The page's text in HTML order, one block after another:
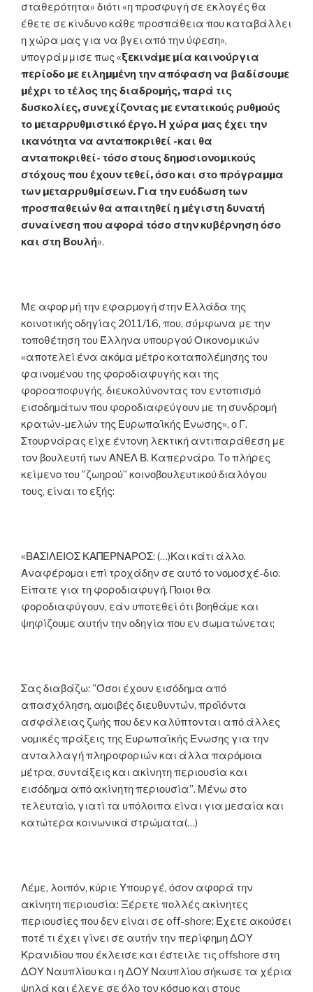
σταθερότητα» διότι «η προσφυγή σε εκλογές θα
έθετε σε κίνδυνο κάθε προσπάθεια που καταβάλλει
η χώρα µας για να βγει από την ύφεση»,
υπογράμμισε πως «ξεκινάµε µία καινούργια
περίοδο µε ειληµµένη την απόφαση να βαδίσουµε
µέχρι το τέλος της διαδροµής, παρά τις
δυσκολίες, συνεχίζοντας µε εντατικούς ρυθµούς
το µεταρρυθµιστικό έργο. Η χώρα µας έχει την
ικανότητα να ανταποκριθεί -και θα
ανταποκριθεί- τόσο στους δηµοσιονοµικούς
στόχους που έχουν τεθεί, όσο και στο πρόγραµµα
των µεταρρυθµίσεων. Για την ευόδωση των
προσπαθειών θα απαιτηθεί η µέγιστη δυνατή
συναίνεση που αφορά τόσο στην κυβέρνηση όσο
και στη Βουλή».
Με αφορμή την εφαρµογή στην Ελλάδα της
κοινοτικής οδηγίας 2011/16, που, σύμφωνα με την
τοποθέτηση του Έλληνα υπουργού Οικονομικών
«αποτελεί ένα ακόµα µέτρο καταπολέµησης του
φαινοµένου της φοροδιαφυγής και της
φοροαποφυγής. διευκολύνοντας τον εντοπισµό
εισοδηµάτων που φοροδιαφεύγουν µε τη συνδροµή
κρατών-µελών της Ευρωπαϊκής Ένωσης», ο Γ.
Στουρνάρας είχε έντονη λεκτική αντιπαράθεση με
τον βουλευτή των ΑΝΕΛ Β. Καπερνάρο. Το πλήρες
κείμενο του ”ζωηρού” κοινοβουλευτικού διαλόγου
τους, είναι το εξής:
«ΒΑΣΙΛΕΙΟΣ ΚΑΠΕΡΝΑΡΟΣ: (…)Και κάτι άλλο.
Αναφέροµαι επί τροχάδην σε αυτό το νοµοσχέ-διο.
Είπατε για τη φοροδιαφυγή. Ποιοι θα
φοροδιαφύγουν, εάν υποτεθεί ότι βοηθάµε και
ψηφίζουµε αυτήν την οδηγία που εν σωµατώνεται;
Σας διαβάζω: ”Όσοι έχουν εισόδηµα από
απασχόληση, αµοιβές διευθυντών, προϊόντα
ασφάλειας ζωής που δεν καλύπτονται από άλλες
νοµικές πράξεις της Ευρωπαϊκής Ένωσης για την
ανταλλαγή πληροφοριών και άλλα παρόµοια
µέτρα, συντάξεις και ακίνητη περιουσία και
εισόδηµα από ακίνητη περιουσία”. Μένω στο
τελευταίο, γιατί τα υπόλοιπα είναι για µεσαία και
κατώτερα κοινωνικά στρώµατα(…)
Λέµε, λοιπόν, κύριε Υπουργέ, όσον αφορά την
ακίνητη περιουσία: Ξέρετε πολλές ακίνητες
περιουσίες που δεν είναι σε off-shore; Έχετε ακούσει
ποτέ τι έχει γίνει σε αυτήν την περίφηµη ΔΟΥ
Κρανιδίου που έκλεισε και έστειλε τις offshore στη
ΔΟΥ Ναυπλίου και η ΔΟΥ Ναυπλίου σήκωσε τα χέρια
ψηλά και έλεγε σε όλο τον κόσµο και στους